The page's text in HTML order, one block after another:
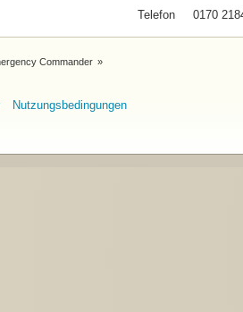
Telefon 0170
Commander »
Nutzungsbedingungen